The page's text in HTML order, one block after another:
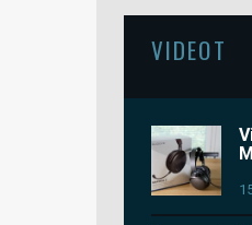
VIDEOT